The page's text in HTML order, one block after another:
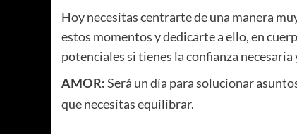
Hoy necesitas centrarte de una manera
estos momentos y dedicarte a ello, en
potenciales si tienes la confianza
AMOR: Será un día para solucionar
que necesitas equilibrar.